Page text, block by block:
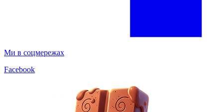
Ми в соцмережах
Facebook